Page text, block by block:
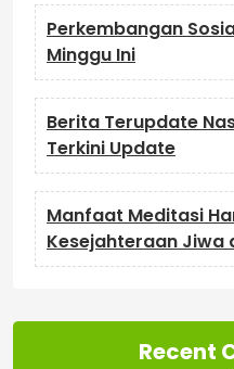
Perkembangan
Minggu Ini
Berita Terupdate
Terkini Update
Manfaat Meditasi
Kesejahteraan Jiwa
Recent